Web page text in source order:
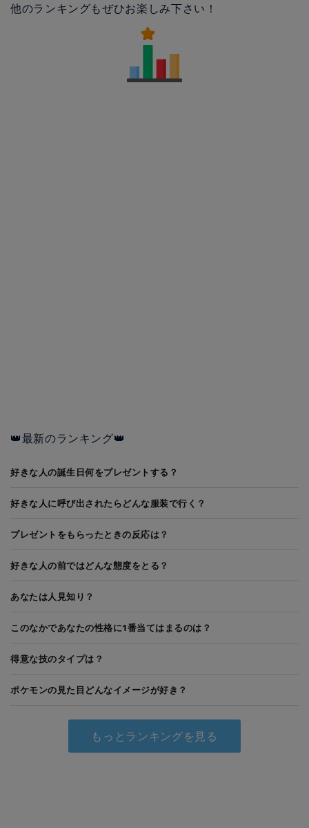
他のランキングもぜひお楽しみ下さい！
👑最新のランキング👑
好きな人の誕生日何をプレゼントする？
好きな人に呼び出されたらどんな服装で行く？
プレゼントをもらったときの反応は？
好きな人の前ではどんな態度をとる？
あなたは人見知り？
このなかであなたの性格に1番当てはまるのは？
得意な技のタイプは？
ポケモンの見た目どんなイメージが好き？
もっとランキングを見る